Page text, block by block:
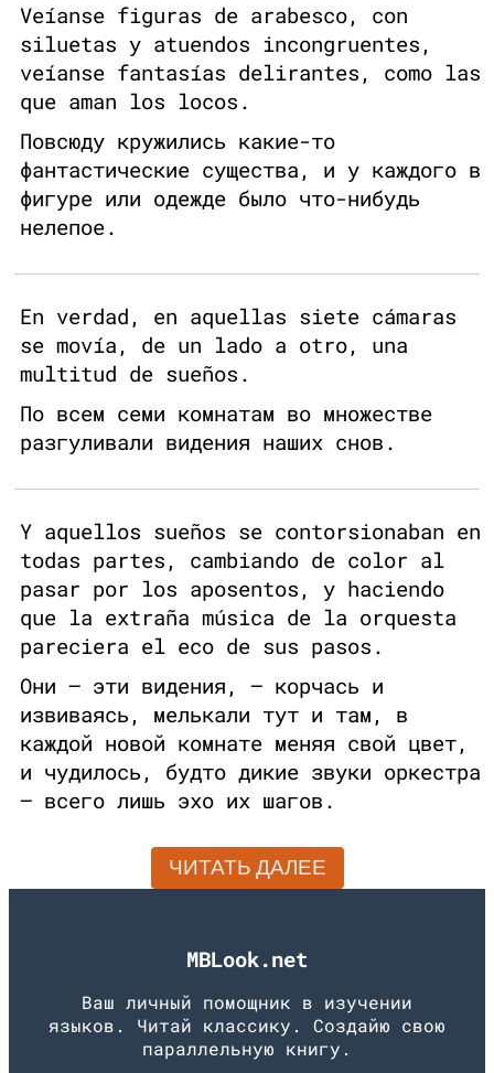
Veíanse figuras de arabesco, con
siluetas y atuendos incongruentes,
veíanse fantasías delirantes, como las
que aman los locos.
Повсюду кружились какие-то
фантастические существа, и у каждого в
фигуре или одежде было что-нибудь
нелепое.
En verdad, en aquellas siete cámaras
se movía, de un lado a otro, una
multitud de sueños.
По всем семи комнатам во множестве
разгуливали видения наших снов.
Y aquellos sueños se contorsionaban en
todas partes, cambiando de color al
pasar por los aposentos, y haciendo
que la extraña música de la orquesta
pareciera el eco de sus pasos.
Они — эти видения, — корчась и
извиваясь, мелькали тут и там, в
каждой новой комнате меняя свой цвет,
и чудилось, будто дикие звуки оркестра
— всего лишь эхо их шагов.
ЧИТАТЬ ДАЛЕЕ
MBLook.net
Ваш личный помощник в изучении
языков. Читай классику. Создайю свою
параллельную книгу.